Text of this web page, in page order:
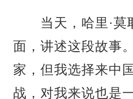
当天，哈里·莫
面，讲述这段故事
家，但我选择来中
战，对我来说也是